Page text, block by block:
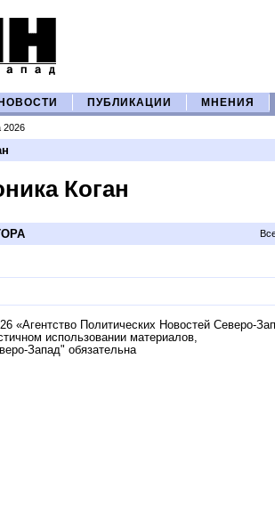
НОВОСТИ ПУБЛИКАЦИИ МНЕНИЯ
2026
Коган
«Агентство Политических Новостей Северо-
использовании материалов,
Запад" обязательна